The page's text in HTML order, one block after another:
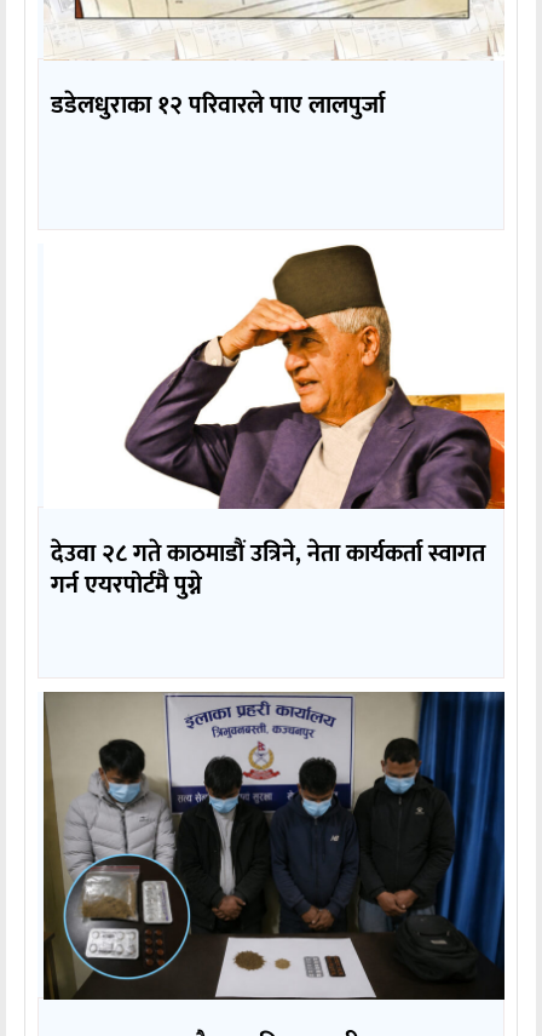
डडेलधुराका १२ परिवारले पाए लालपुर्जा
देउवा २८ गते काठमाडौं उत्रिने, नेता कार्यकर्ता स्वागत
गर्न एयरपोर्टमै पुग्ने